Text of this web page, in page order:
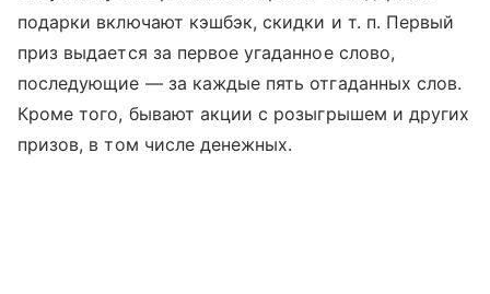
подарки включают кэшбэк, скидки и т. п. Первый
приз выдается за первое угаданное слово,
последующие — за каждые пять отгаданных слов.
Кроме того, бывают акции с розыгрышем и других
призов, в том числе денежных.